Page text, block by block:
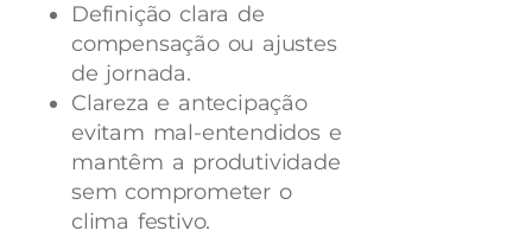
Definição clara de
compensação ou ajustes
de jornada.
Clareza e antecipação
evitam mal-entendidos e
mantêm a produtividade
sem comprometer o
clima festivo.